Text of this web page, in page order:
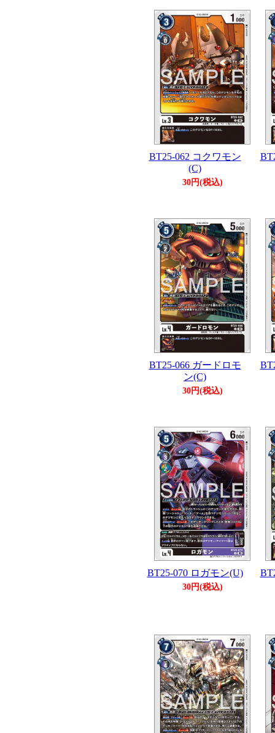
BT25-062 コクワモン
(C)
30円(税込)
BT25-066 ガードロモ
ン(C)
30円(税込)
BT25-070 ロガモン(U)
30円(税込)